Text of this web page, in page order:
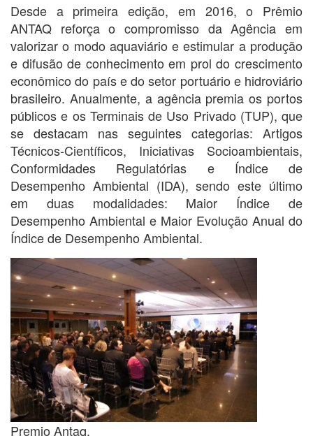
Desde a primeira edição, em 2016, o Prêmio
ANTAQ reforça o compromisso da Agência em
valorizar o modo aquaviário e estimular a produção
e difusão de conhecimento em prol do crescimento
econômico do país e do setor portuário e hidroviário
brasileiro. Anualmente, a agência premia os portos
públicos e os Terminais de Uso Privado (TUP), que
se destacam nas seguintes categorias: Artigos
Técnicos-Científicos, Iniciativas Socioambientais,
Conformidades Regulatórias e Índice de
Desempenho Ambiental (IDA), sendo este último
em duas modalidades: Maior Índice de
Desempenho Ambiental e Maior Evolução Anual do
Índice de Desempenho Ambiental.
Premio Antaq.